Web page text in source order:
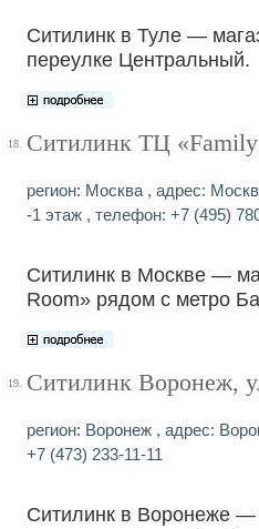
Ситилинк в Туле —
переулке Центральный.
18. Ситилинк ТЦ «Family
регион: Москва , адрес:
-1 этаж , телефон: +7 (495)
Ситилинк в Москве —
Room» рядом с метро
19. Ситилинк Воронеж,
регион: Воронеж , адрес:
+7 (473) 233-11-11
Ситилинк в Воронеже —